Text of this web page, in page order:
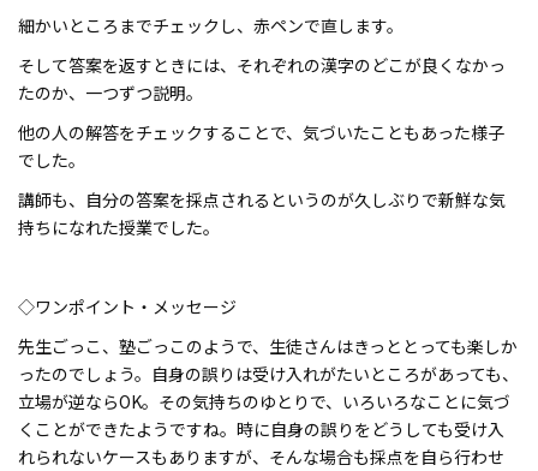
細かいところまでチェックし、赤ペンで直します。
そして答案を返すときには、それぞれの漢字のどこが良くなかっ
たのか、一つずつ説明。
他の人の解答をチェックすることで、気づいたこともあった様子
でした。
講師も、自分の答案を採点されるというのが久しぶりで新鮮な気
持ちになれた授業でした。
◇ワンポイント・メッセージ
先生ごっこ、塾ごっこのようで、生徒さんはきっととっても楽しか
ったのでしょう。自身の誤りは受け入れがたいところがあっても、
立場が逆ならOK。その気持ちのゆとりで、いろいろなことに気づ
くことができたようですね。時に自身の誤りをどうしても受け入
れられないケースもありますが、そんな場合も採点を自ら行わせ